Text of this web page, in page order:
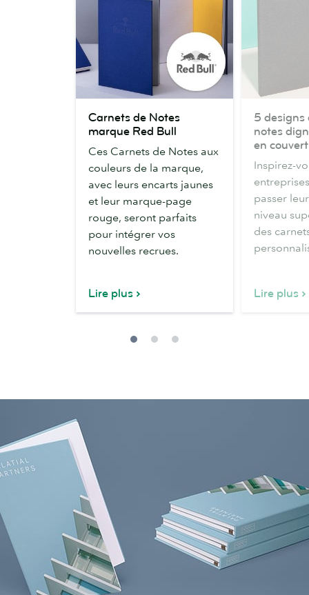
Notes
marque
Red
Bull
Carnets de Notes
marque Red Bull
Ces Carnets de Notes aux
couleurs de la marque,
avec leurs encarts jaunes
et leur marque-page
rouge, seront parfaits
pour intégrer vos
nouvelles recrues.
Lire plus
designs
notes
dignes
figurer
5 designs
notes
en
Inspirez-
passer
niveau
des
Lire plus